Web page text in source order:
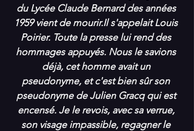
du Lycée Claude Bernard des années
1959 vient de mourir.Il s'appelait Louis
Poirier. Toute la presse lui rend des
hommages appuyés. Nous le savions
déjà, cet homme avait un
pseudonyme, et c'est bien sûr son
pseudonyme de Julien Gracq qui est
encensé. Je le revois, avec sa verrue,
son visage impassible, regagner le